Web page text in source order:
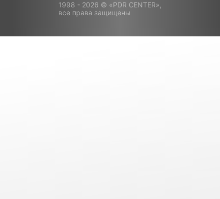
1998 - 2026 © «PDR CENTER»,
все права защищены